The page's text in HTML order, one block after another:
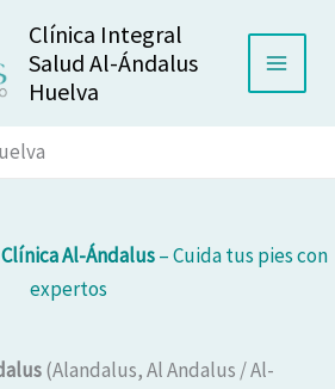
Clínica Integral
Salud Al-Ándalus
Huelva
Clínica Al-Ándalus– Cuida tus pies con
expertos
(Alandalus, Al Andalus / Al-